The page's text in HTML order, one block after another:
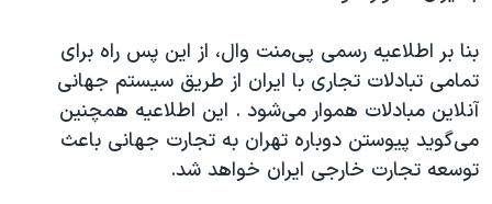
بنا بر اطلاعیه رسمی پی‌منت وال، از این پس راه برای
تمامی تبادلات تجاری با ایران از طریق سیستم جهانی
آنلاین مبادلات هموار می‌شود . این اطلاعیه همچنین
می‌گوید پیوستن دوباره تهران به تجارت جهانی باعث
توسعه تجارت خارجی ایران خواهد شد.